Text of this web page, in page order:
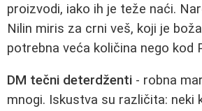
proizvodi, iako ih je teže naći.
Nilin miris za crni veš, koji je
potrebna veća količina nego kod
DM tečni deterdženti - robna
mnogi. Iskustva su različita: neki